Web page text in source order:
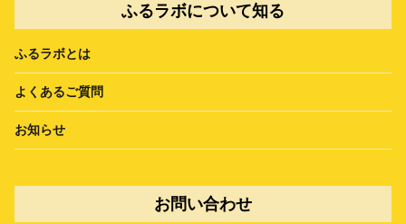
ふるラボについて知る
ふるラボとは
よくあるご質問
お知らせ
お問い合わせ